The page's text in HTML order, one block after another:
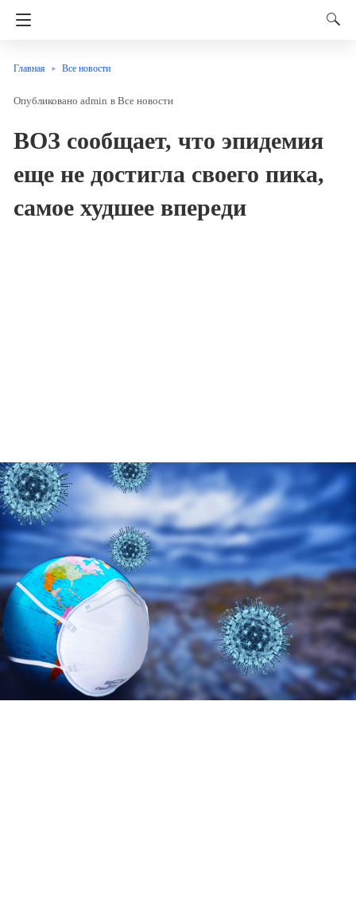
Главная Все новости
admin в Все новости
ВОЗ сообщает, что эпидемия
еще не достигла своего пика,
самое худшее впереди